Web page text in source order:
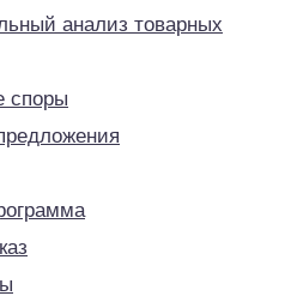
анализ товарных
споры